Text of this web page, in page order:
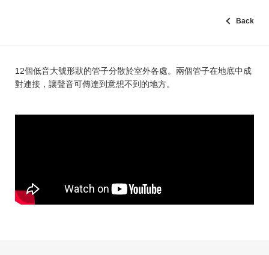
Back
12個低音大號形狀的管子分散於室外各處。兩個管子在地底中成
對連接，讓聲音可傳達到意想不到的地方。